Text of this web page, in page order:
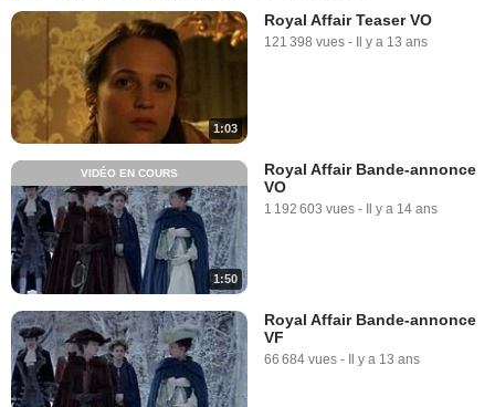
1:03
Royal Affair Teaser VO
121 398 vues - Il y a 13 ans
1:50
VIDÉO EN COURS
Royal Affair Bande-annonce
VO
1 192 603 vues - Il y a 14 ans
Royal Affair Bande-annonce
VF
66 684 vues - Il y a 13 ans